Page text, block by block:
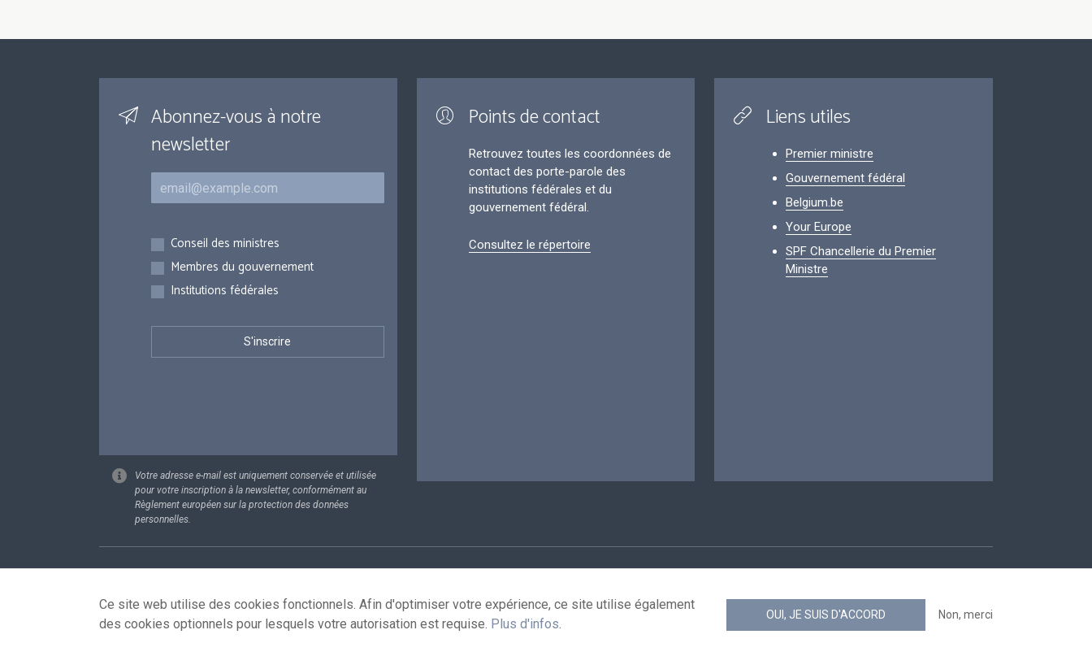
Abonnez-vous à notre
newsletter
Courriel
Inscriptions
Conseil des ministres
Membres du gouvernement
Institutions fédérales
Votre adresse e-mail est uniquement conservée et utilisée
pour votre inscription à la newsletter, conformément au
Règlement européen sur la protection des données
personnelles.
Points de contact
Retrouvez toutes les coordonnées de
contact des porte-parole des
institutions fédérales et du
gouvernement fédéral.
Consultez le répertoire
Liens utiles
Premier ministre
Gouvernement fédéral
Belgium.be
Your Europe
SPF Chancellerie du Premier
Ministre
Ce site web utilise des cookies fonctionnels. Afin d'optimiser votre expérience, ce site utilise également
des cookies optionnels pour lesquels votre autorisation est requise. Plus d'infos.
OUI, JE SUIS D'ACCORD Non, merci